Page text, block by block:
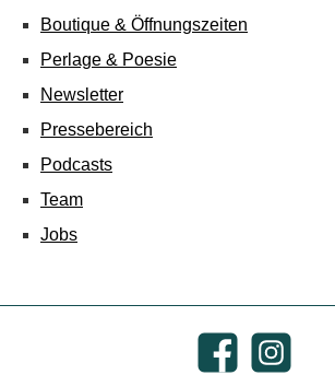
Boutique & Öffnungszeiten
Perlage & Poesie
Newsletter
Pressebereich
Podcasts
Team
Jobs
FacebookInstagram